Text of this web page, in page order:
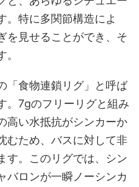
。特に多関節構造によ
を見せることができ、そ
「食物連鎖リグ」と呼ば
。7gのフリーリグと組み
高い水抵抗がシンカーか
むため、バスに対して非
す。このリグでは、シン
バロンが一瞬ノーシンカ